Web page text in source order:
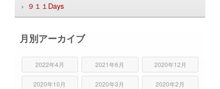
９１１Days
月別アーカイブ
2022年4月 2021年6月 2020年12月
2020年10月 2020年3月 2020年2月